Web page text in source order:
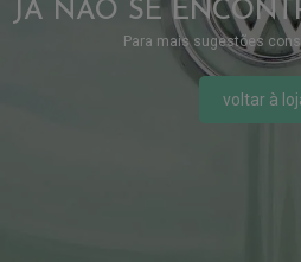
JÁ NÃO SE
Para mais sugestões
voltar à